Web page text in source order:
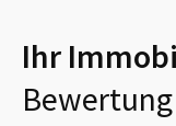
Ihr
Bewertung